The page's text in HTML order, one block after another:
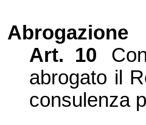
Abrogazione
Art. 10
abrogato il
consulenza